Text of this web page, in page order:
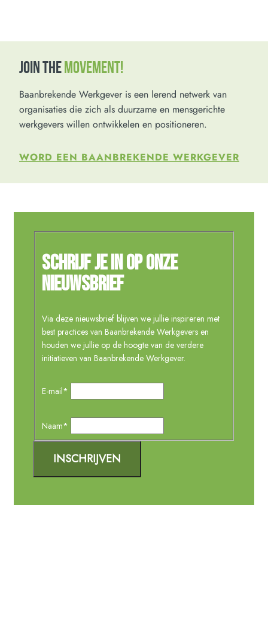
JOIN THEMOVEMENT!
Baanbrekende Werkgever is een lerend netwerk van
organisaties die zich als duurzame en mensgerichte
werkgevers willen ontwikkelen en positioneren.
WORD EEN BAANBREKENDE WERKGEVER